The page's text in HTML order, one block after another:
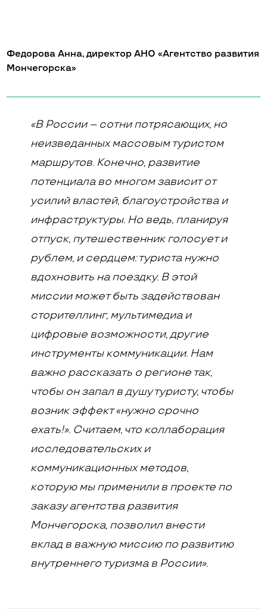
Федорова Анна, директор АНО «Агентство развития
Мончегорска»
«В России – сотни потрясающих, но
неизведанных массовым туристом
маршрутов. Конечно, развитие
потенциала во многом зависит от
усилий властей, благоустройства и
инфраструктуры. Но ведь, планируя
отпуск, путешественник голосует и
рублем, и сердцем: туриста нужно
вдохновить на поездку. В этой
миссии может быть задействован
сторителлинг, мультимедиа и
цифровые возможности, другие
инструменты коммуникации. Нам
важно рассказать о регионе так,
чтобы он запал в душу туристу, чтобы
возник эффект «нужно срочно
ехать!». Считаем, что коллаборация
исследовательских и
коммуникационных методов,
которую мы применили в проекте по
заказу агентства развития
Мончегорска, позволил внести
вклад в важную миссию по развитию
внутреннего туризма в России».